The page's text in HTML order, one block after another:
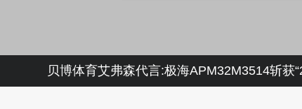
贝博体育艾弗森代言:极海APM32M3514斩获